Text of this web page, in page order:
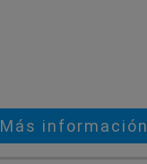
Más información